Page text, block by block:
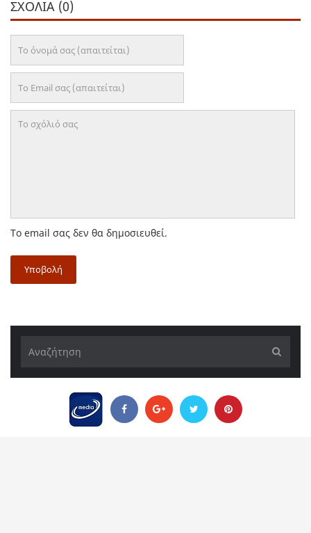
ΣΧΌΛΙΑ (0)
Το email σας δεν θα δημοσιευθεί.
Υποβολή